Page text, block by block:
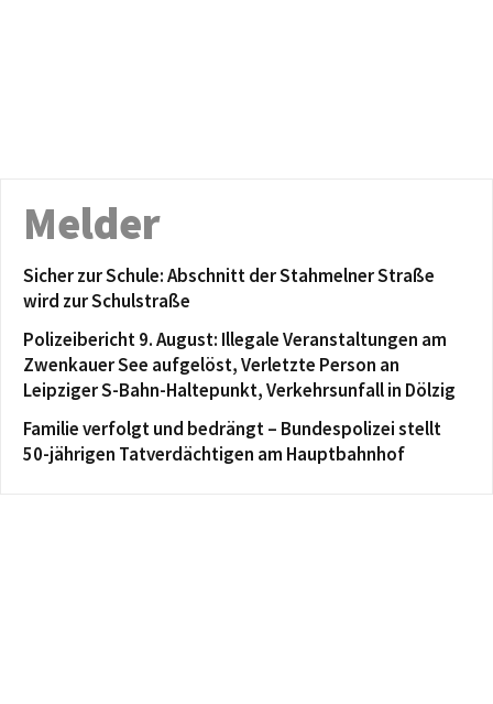
Melder
Sicher zur Schule: Abschnitt der Stahmelner Straße
wird zur Schulstraße
Polizeibericht 9. August: Illegale Veranstaltungen am
Zwenkauer See aufgelöst, Verletzte Person an
Leipziger S-Bahn-Haltepunkt, Verkehrsunfall in Dölzig
Familie verfolgt und bedrängt – Bundespolizei stellt
50-jährigen Tatverdächtigen am Hauptbahnhof